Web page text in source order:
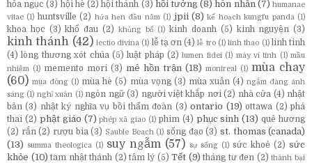
hỏa ngục (3) hội hè (2) hội thánh (3) hồi tưởng (8) hôn nhân (7) humanae
vitae (1) huntsville (2) hứa hẹn đầu năm (1) jpii (8) kế hoạch kungfu panda (1)
khoa học (3) khổ đau (2) khủng bố (1) kinh doanh (5) kinh nguyện (3)
kinh thánh (42) lectio divina (1) lễ tạ ơn (4) lễ tro (1) linh thao (1) linh tinh
(4) lòng thương xót chúa (5) luật pháp (2) lumen fidei (1) máy vi tính (1) mầu
nhiệm
(1) memento mori (3) mê hồn trận (18) montreal (1) mùa chay
(60) mùa đông (1) mùa hè (5) mùa vọng (3) mùa xuân (4) ngắm đàng ánh
sáng (1) nghỉ xuân (1) ngôn ngữ (3) người việt khắp nơi (2) nhà cửa (4) nhật
bản (3) nhật ký nghĩa vụ bồi thẩm đoàn (3) ontario (19) ottawa (2) phá
thai (2) phật giáo (7) phép xã giao (1) phim (4) phục sinh (13) quê hương
(2) rắn (2) rượu bia (3) Sauble Beach (1) sống đạo (3) st. thomas (canada)
(13)
summa theologica (1) suy ngẫm (57) sự sống (1) sức khoẻ (2) sức
khỏe (10) tam nhật thánh (2) tâm lý (5) Tết (9) tháng tư đen (2) thành bại